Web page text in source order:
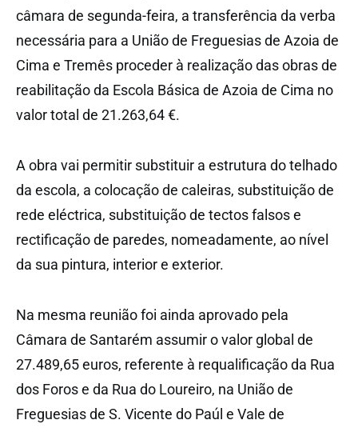
câmara de segunda-feira, a transferência da verba
necessária para a União de Freguesias de Azoia de
Cima e Tremês proceder à realização das obras de
reabilitação da Escola Básica de Azoia de Cima no
valor total de 21.263,64 €.
A obra vai permitir substituir a estrutura do telhado
da escola, a colocação de caleiras, substituição de
rede eléctrica, substituição de tectos falsos e
rectificação de paredes, nomeadamente, ao nível
da sua pintura, interior e exterior.
Na mesma reunião foi ainda aprovado pela
Câmara de Santarém assumir o valor global de
27.489,65 euros, referente à requalificação da Rua
dos Foros e da Rua do Loureiro, na União de
Freguesias de S. Vicente do Paúl e Vale de